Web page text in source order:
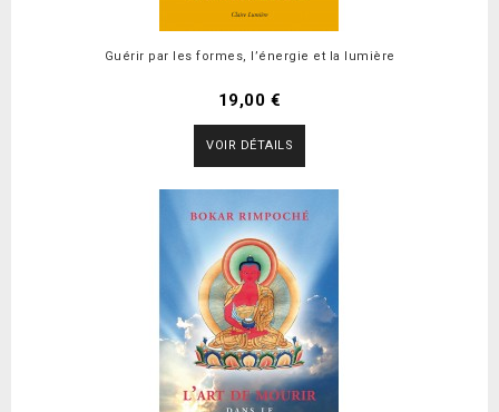
Guérir par les formes, l’énergie et la lumière
19,00 €
VOIR DÉTAILS